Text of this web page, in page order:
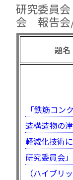
研究委員
会 報告会
題名
「鉄筋コン
造構造物の
軽減化技術
研究委員会
（ハイブリ